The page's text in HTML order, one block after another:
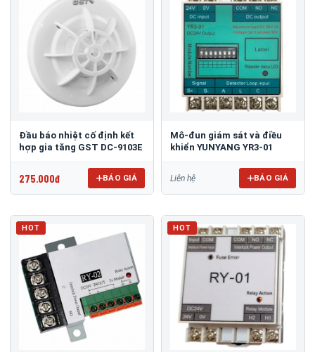
Đầu báo nhiệt cố định kết
hợp gia tăng GST DC-9103E
275.000đ BÁO GIÁ
Mô-đun giám sát và điều
khiển YUNYANG YR3-01
Liên hệ BÁO GIÁ
HOT HOT